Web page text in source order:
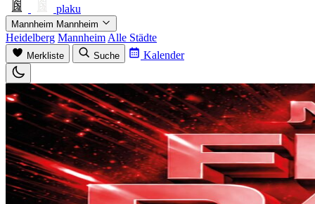
plaku
Mannheim Mannheim
Heidelberg Mannheim Alle Städte
Merkliste Suche Kalender